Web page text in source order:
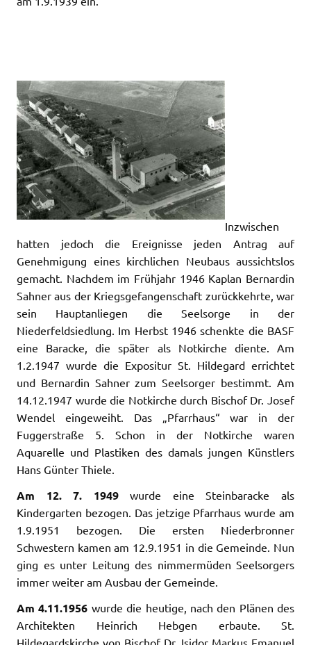
Inzwischen
hatten jedoch die Ereignisse jeden Antrag auf
Genehmigung eines kirchlichen Neubaus aussichtslos
gemacht. Nachdem im Frühjahr 1946 Kaplan Bernardin
Sahner aus der Kriegsgefangenschaft zurückkehrte, war
sein Hauptanliegen die Seelsorge in der
Niederfeldsiedlung. Im Herbst 1946 schenkte die BASF
eine Baracke, die später als Notkirche diente. Am
1.2.1947 wurde die Expositur St. Hildegard errichtet
und Bernardin Sahner zum Seelsorger bestimmt. Am
14.12.1947 wurde die Notkirche durch Bischof Dr. Josef
Wendel eingeweiht. Das „Pfarrhaus“ war in der
Fuggerstraße 5. Schon in der Notkirche waren
Aquarelle und Plastiken des damals jungen Künstlers
Hans Günter Thiele.
Am 12. 7. 1949wurde eine Steinbaracke als
Kindergarten bezogen. Das jetzige Pfarrhaus wurde am
1.9.1951 bezogen. Die ersten Niederbronner
Schwestern kamen am 12.9.1951 in die Gemeinde. Nun
ging es unter Leitung des nimmermüden Seelsorgers
immer weiter am Ausbau der Gemeinde.
Am 4.11.1956 wurde die heutige, nach den Plänen des
Architekten Heinrich Hebgen erbaute. St.